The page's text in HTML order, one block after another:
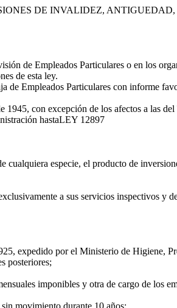
DE INVALIDEZ,
de Empleados Particulares o en los
de esta ley.
Empleados Particulares con informe
1945, con excepción de los afectos a las
hastaLEY 12897
cualquiera especie, el producto de
a sus servicios inspectivos y
expedido por el Ministerio de Higiene,
posteriores;
imponibles y otra de cargo de los
movimiento durante 10 años;